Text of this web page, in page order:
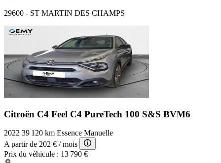
29600 - ST MARTIN DES CHAMPS
Citroën C4 Feel C4 PureTech 100 S&S BVM6
2022 39 120 km Essence Manuelle
A partir de 202 € / mois
Prix du véhicule : 13 790 €